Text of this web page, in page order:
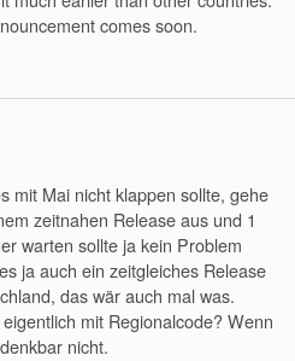
comes soon.
mit Mai nicht klappen sollte, gehe
zeitnahen Release aus und 1
warten sollte ja kein Problem
ja auch ein zeitgleiches Release
das wär auch mal was.
mit Regionalcode? Wenn
nicht.